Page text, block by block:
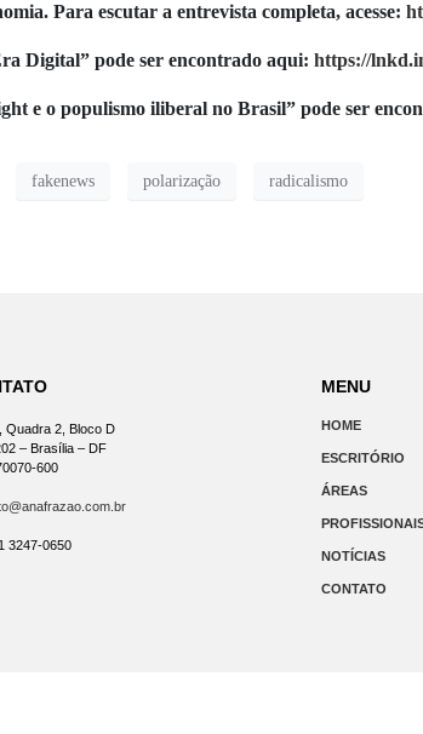
Para escutar a entrevista completa, acesse:
Digital” pode ser encontrado aqui: https://
e o populismo iliberal no Brasil” pode ser
fakenews polarização radicalismo
Quadra 2, Bloco D
– Brasília – DF
600
3247-0650
MENU
HOME
ESCRITÓRIO
ÁREAS
NOTÍCIAS
CONTATO